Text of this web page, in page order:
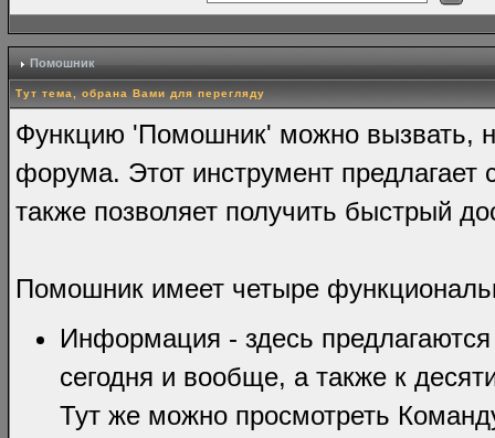
Помошник
Тут тема, обрана Вами для перегляду
Функцию 'Помошник' можно вызвать,
форума. Этот инструмент
также позволяет получить быстрый
Помошник имеет четыре
Информация - здесь
сегодня и вообще, а также к
Тут же можно просмотреть